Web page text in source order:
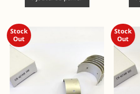
Stock
Out
Stock
Out